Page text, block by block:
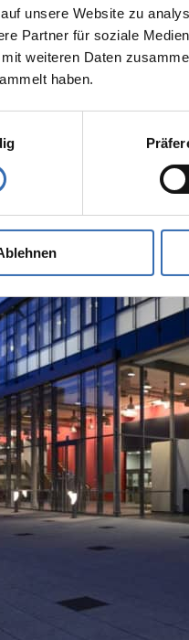
unsere Website zu
Partner für soziale
weiteren Daten
haben.
erfolgreich
Möglichkeiten,
und Fachkenntnisse